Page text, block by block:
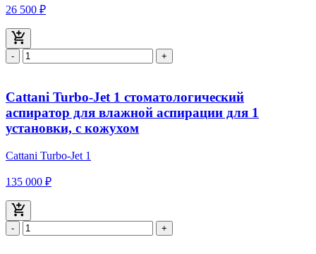
26 500 ₽
- +
Cattani Turbo-Jet 1 стоматологический
аспиратор для влажной аспирации для 1
установки, с кожухом
Cattani Turbo-Jet 1
135 000 ₽
- +